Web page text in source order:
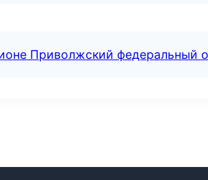
Приволжский федеральный